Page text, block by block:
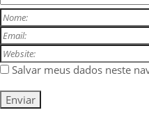
Salvar meus dados neste